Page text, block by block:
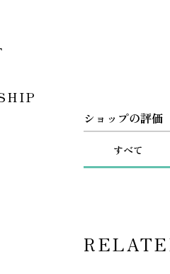
ショップの評価
すべて